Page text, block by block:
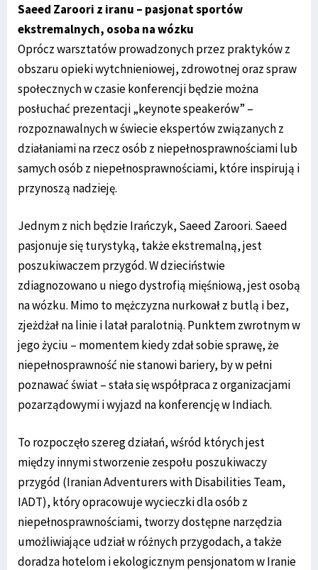
Saeed Zaroori z iranu – pasjonat sportów
ekstremalnych, osoba na wózku
Oprócz warsztatów prowadzonych przez praktyków z
obszaru opieki wytchnieniowej, zdrowotnej oraz spraw
społecznych w czasie konferencji będzie można
posłuchać prezentacji „keynote speakerów” –
rozpoznawalnych w świecie ekspertów związanych z
działaniami na rzecz osób z niepełnosprawnościami lub
samych osób z niepełnosprawnościami, które inspirują i
przynoszą nadzieję.
Jednym z nich będzie Irańczyk, Saeed Zaroori. Saeed
pasjonuje się turystyką, także ekstremalną, jest
poszukiwaczem przygód. W dzieciństwie
zdiagnozowano u niego dystrofią mięśniową, jest osobą
na wózku. Mimo to mężczyzna nurkował z butlą i bez,
zjeżdżał na linie i latał paralotnią. Punktem zwrotnym w
jego życiu – momentem kiedy zdał sobie sprawę, że
niepełnosprawność nie stanowi bariery, by w pełni
poznawać świat – stała się współpraca z organizacjami
pozarządowymi i wyjazd na konferencję w Indiach.
To rozpoczęło szereg działań, wśród których jest
między innymi stworzenie zespołu poszukiwaczy
przygód (Iranian Adventurers with Disabilities Team,
IADT), który opracowuje wycieczki dla osób z
niepełnosprawnościami, tworzy dostępne narzędzia
umożliwiające udział w różnych przygodach, a także
doradza hotelom i ekologicznym pensjonatom w Iranie